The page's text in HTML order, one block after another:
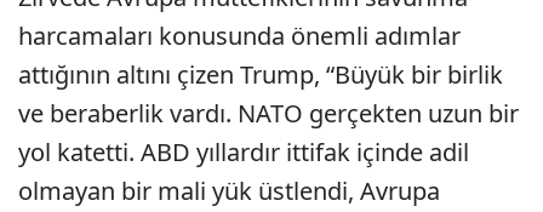
harcamaları konusunda önemli adımlar
attığının altını çizen Trump, “Büyük bir birlik
ve beraberlik vardı. NATO gerçekten uzun bir
yol katetti. ABD yıllardır ittifak içinde adil
olmayan bir mali yük üstlendi, Avrupa